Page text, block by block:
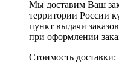
Мы доставим Ваш
территории России
пункт выдачи
при оформлении
Стоимость доставки: